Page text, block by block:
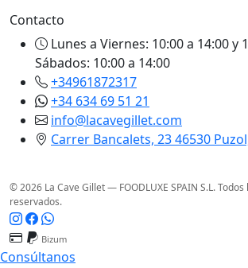
Contacto
Lunes a Viernes: 10:00 a 14:00 y
Sábados: 10:00 a 14:00
+34961872317
+34 634 69 51 21
info@lacavegillet.com
Carrer Bancalets, 23 46530
© 2026 La Cave Gillet — FOODLUXE SPAIN S.L.
reservados.
Bizum
Consúltanos